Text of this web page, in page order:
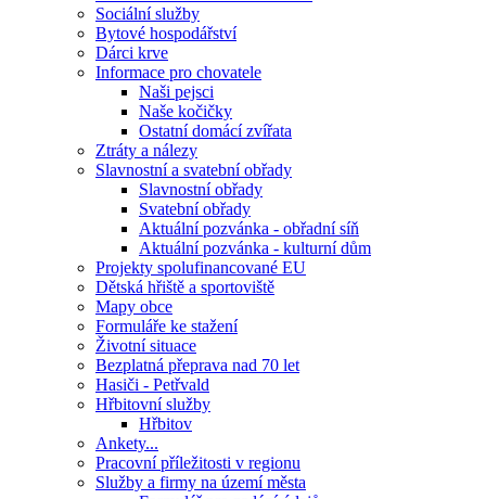
Sociální služby
Bytové hospodářství
Dárci krve
Informace pro chovatele
Naši pejsci
Naše kočičky
Ostatní domácí zvířata
Ztráty a nálezy
Slavnostní a svatební obřady
Slavnostní obřady
Svatební obřady
Aktuální pozvánka - obřadní síň
Aktuální pozvánka - kulturní dům
Projekty spolufinancované EU
Dětská hřiště a sportoviště
Mapy obce
Formuláře ke stažení
Životní situace
Bezplatná přeprava nad 70 let
Hasiči - Petřvald
Hřbitovní služby
Hřbitov
Ankety...
Pracovní příležitosti v regionu
Služby a firmy na území města